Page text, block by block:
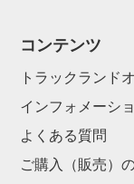
コンテンツ
トラックランド
インフォメーシ
よくある質問
ご購入（販売）